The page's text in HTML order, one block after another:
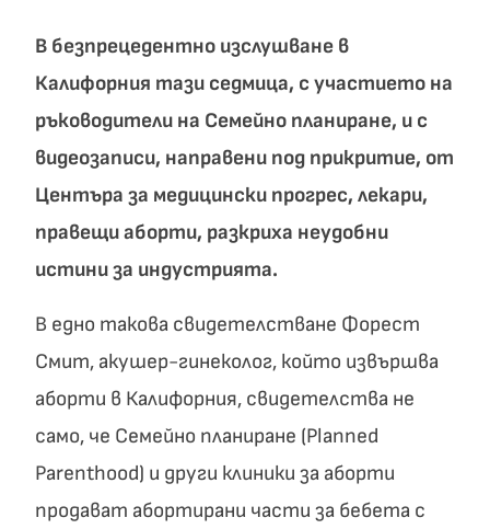
В безпрецедентно изслушване в
Калифорния тази седмица, с участието на
ръководители на Семейно планиране, и с
видеозаписи, направени под прикритие, от
Центъра за медицински прогрес, лекари,
правещи аборти, разкриха неудобни
истини за индустрията.
В едно такова свидетелстване Форест
Смит, акушер-гинеколог, който извършва
аборти в Калифорния, свидетелства не
само, че Семейно планиране (Planned
Parenthood) и други клиники за аборти
продават абортирани части за бебета с